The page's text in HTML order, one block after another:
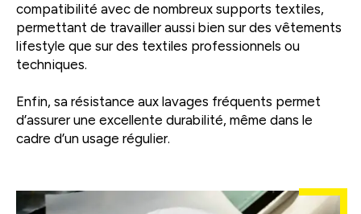
compatibilité avec de nombreux supports textiles,
permettant de travailler aussi bien sur des vêtements
lifestyle que sur des textiles professionnels ou
techniques.
Enfin, sa résistance aux lavages fréquents permet
d’assurer une excellente durabilité, même dans le
cadre d’un usage régulier.